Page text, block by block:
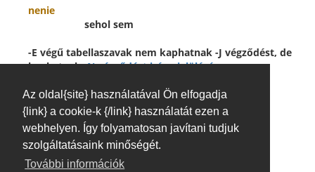
Az oldal{site} használatával Ön elfogadja
{link} a cookie-k {/link} használatát ezen a
webhelyen. Így folyamatosan javítani tudjuk
szolgáltatásaink minőségét.
További információk
nenie
sehol sem
-E végű tabellaszavak nem kaphatnak -J végződést, de
kaphatnak-N végződést irány jelölésére:
kien
hova, milyen irányban
tien
arra a helyre, abban az irányban
ien
egy helyre, egy irányban